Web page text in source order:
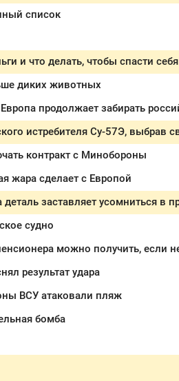
список
и что делать, чтобы спасти себя
диких животных
контракт с Минобороны
жара сделает с Европой
судно
результат удара
ВСУ атаковали пляж
бомба